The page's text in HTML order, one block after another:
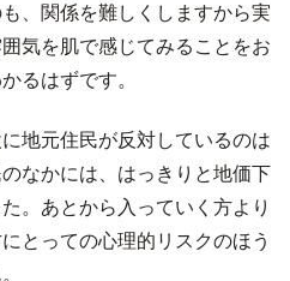
、関係を難しくしますから実
気を肌で感じてみることをお
るはずです。
地元住民が反対しているのは
なかには、はっきりと地価下
。あとから入っていく方より
とっての心理的リスクのほう